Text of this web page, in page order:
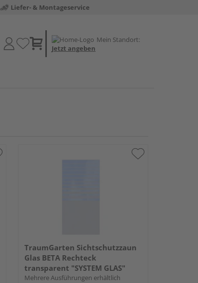
Liefer- & Montageservice
Mein Standort:
Jetzt angeben
TraumGarten Sichtschutzzaun
Glas BETA Rechteck
transparent "SYSTEM GLAS"
Mehrere Ausführungen erhältlich